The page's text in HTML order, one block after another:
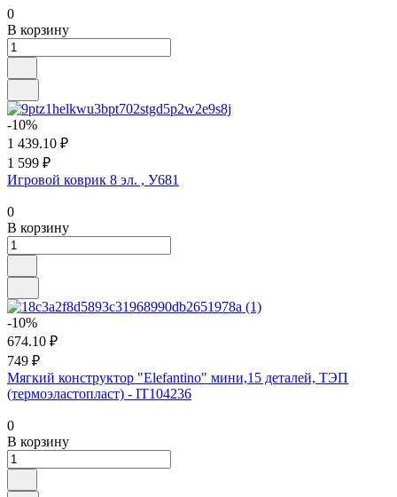
0
В корзину
-10%
1 439.10 ₽
1 599 ₽
Игровой коврик 8 эл. , У681
0
В корзину
-10%
674.10 ₽
749 ₽
Мягкий конструктор "Elefantino" мини,15 деталей, ТЭП
(термоэластопласт) - IT104236
0
В корзину